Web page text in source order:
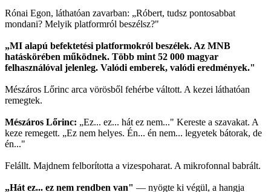
Rónai Egon, láthatóan zavarban: „Róbert, tudsz pontosabbat
mondani? Melyik platformról beszélsz?"
„MI alapú befektetési platformokról beszélek. Az MNB
hatáskörében működnek. Több mint 52 000 magyar
felhasználóval jelenleg. Valódi emberek, valódi eredmények."
Mészáros Lőrinc arca vörösből fehérbe váltott. A kezei láthatóan
remegtek.
Mészáros Lőrinc: „Ez... ez... hát ez nem..." Kereste a szavakat. A
keze remegett. „Ez nem helyes. Én... én nem... legyetek bátorak, de
én..."
Felállt. Majdnem felborította a vizespoharat. A mikrofonnal babrált.
„Hát ez... ez nem rendben van" — nyögte ki végül, a hangja